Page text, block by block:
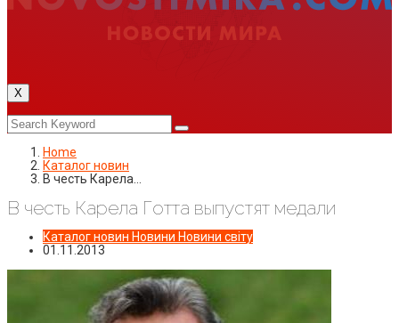
X
Home
Каталог новин
В честь Карела…
В честь Карела Готта выпустят медали
Каталог новин Новини Новини світу
01.11.2013